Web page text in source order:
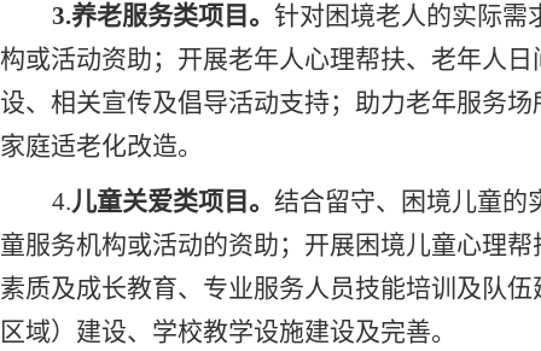
3.养老服务类项目 。 针对困境老人的实际需
构或活动资助；开展老年人心理帮扶、老年人
设、相关宣传及倡导活动支持；助力老年服务
家庭适老化改造。
4.儿童关爱类项目。 结合留守、困境儿童的
童服务机构或活动的资助；开展困境儿童心理
素质及成长教育、专业服务人员技能培训及队
区域）建设、学校教学设施建设及完善。